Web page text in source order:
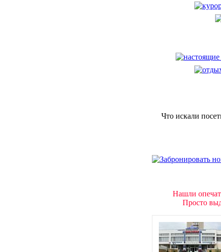
Что искали
Нашли
Просто